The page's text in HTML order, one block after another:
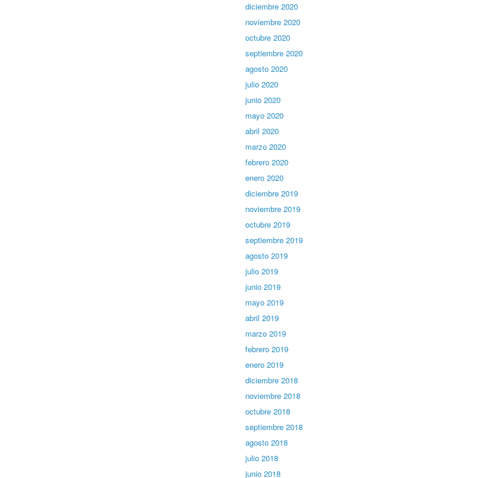
diciembre 2020
noviembre 2020
octubre 2020
septiembre 2020
agosto 2020
julio 2020
junio 2020
mayo 2020
abril 2020
marzo 2020
febrero 2020
enero 2020
diciembre 2019
noviembre 2019
octubre 2019
septiembre 2019
agosto 2019
julio 2019
junio 2019
mayo 2019
abril 2019
marzo 2019
febrero 2019
enero 2019
diciembre 2018
noviembre 2018
octubre 2018
septiembre 2018
agosto 2018
julio 2018
junio 2018